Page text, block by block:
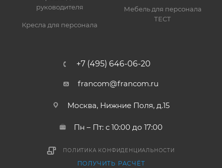
руководителя
Кресла для персонала
Мебель для персонала
ТЕСТ
+7 (495) 646-06-20
francom@francom.ru
Москва, Нижние Поля, д.15
Пн – Пт: с 10:00 до 17:00
ПОЛИТИКА КОНФИДЕНЦИАЛЬНОСТИ
ПОЛУЧИТЬ РАСЧЁТ